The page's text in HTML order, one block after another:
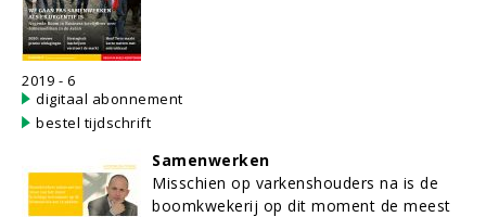
2019 - 6
digitaal abonnement
bestel tijdschrift
Samenwerken
Misschien op varkenshouders na is de
boomkwekerij op dit moment de meest